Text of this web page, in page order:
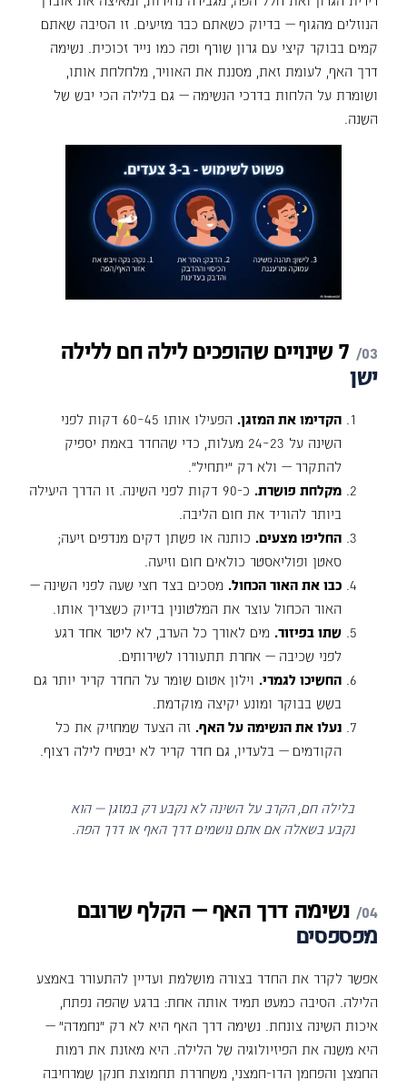
הנוזלים מהגוף — בדיוק כשאתם כבר מזיעים. זו הסיבה שאתם
קמים בבוקר קיצי עם גרון שורף ופה כמו נייר זכוכית. נשימה
דרך האף, לעומת זאת, מסננת את האוויר, מלחלחת אותו,
ושומרת על הלחות בדרכי הנשימה — גם בלילה הכי יבש של
השנה.
7 שינויים שהופכים לילה חם ללילה
ישן
הקדימו את המזגן.
הפעילו אותו 45–60 דקות לפני
השינה על 23–24 מעלות, כדי שהחדר באמת יספיק
להתקרר — ולא רק "יתחיל".
מקלחת פושרת.
כ-90 דקות לפני השינה. זו הדרך היעילה
ביותר להוריד את חום הליבה.
החליפו מצעים. כותנה או פשתן דקים מנדפים זיעה;
סאטן ופוליאסטר כולאים חום וזיעה.
כבו את האור הכחול. מסכים בצד חצי שעה לפני השינה —
האור הכחול עוצר את המלטונין בדיוק כשצריך אותו.
שתו בפיזור. מים לאורך כל הערב, לא ליטר אחד רגע
לפני שכיבה — אחרת תתעוררו לשירותים.
החשיכו לגמרי. וילון אטום שומר על החדר קריר יותר גם
בשש בבוקר ומונע יקיצה מוקדמת.
נעלו את הנשימה על האף. זה הצעד שמחזיק את כל
הקודמים — בלעדיו, גם חדר קריר לא יבטיח לילה רצוף.
בלילה חם, הקרב על השינה לא נקבע רק במזגן — הוא
נקבע בשאלה אם אתם נושמים דרך האף או דרך הפה.
נשימה דרך האף— הקלף שרובם
מפספסים
אפשר לקרר את החדר בצורה מושלמת ועדיין להתעורר באמצע
הלילה. הסיבה כמעט תמיד אותה אחת: ברגע שהפה נפתח,
איכות השינה צונחת. נשימה דרך האף היא לא רק "נחמדה" —
היא משנה את הפיזיולוגיה של הלילה. היא מאזנת את רמות
החמצן והפחמן הדו-חמצני, משחררת תחמוצת חנקן שמרחיבה